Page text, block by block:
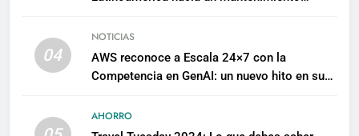
04
NOTICIAS
AWS reconoce a Escala 24×7 con la
Competencia en GenAI: un nuevo hito en su
AHORRO